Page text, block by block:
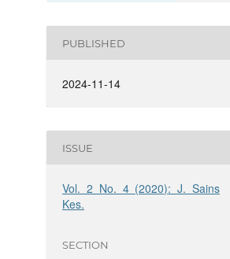
PUBLISHED
2024-11-14
ISSUE
Vol. 2 No. 4 (2020): J. Sains
Kes.
SECTION